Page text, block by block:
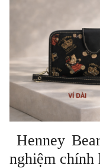
Henney
nghiệm chính